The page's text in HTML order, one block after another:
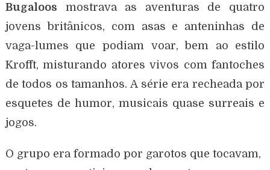
Bugaloos mostrava as aventuras de quatro
jovens britânicos, com asas e anteninhas de
vaga-lumes que podiam voar, bem ao estilo
Krofft, misturando atores vivos com fantoches
de todos os tamanhos. A série era recheada por
esquetes de humor, musicais quase surreais e
jogos.
O grupo era formado por garotos que tocavam,